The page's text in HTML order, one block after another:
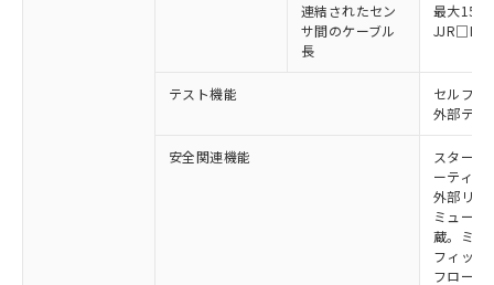
連結されたセン
サ間のケーブル
長
最大15m
JJR□L）
テスト機能
セルフテ
外部テス
安全関連機能
スタート
ーティン
外部リレ
ミューテ
蔵。ミュ
フィック
フローテ
本サービスは、当社制御機器事業取扱
(税抜)を提供させていただくもので
本サービスの対象外となる商品もある
調査・確認中：EU RoHS指令（10物質）の
非含有の対応状況を調査中または確認中の
仕入先様の事情により、非含有部品として
「○」：最大均質材料含有率が中国RoHSの
「×」：最大均質材料含有率が中国RoHSの